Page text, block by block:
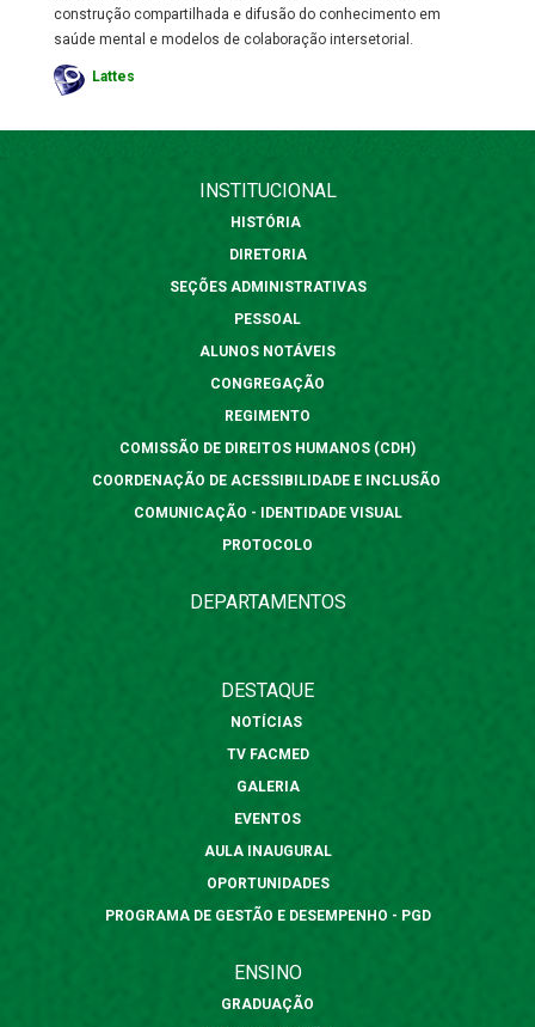
construção compartilhada e difusão do conhecimento em
saúde mental e modelos de colaboração intersetorial.
Lattes
INSTITUCIONAL
HISTÓRIA
DIRETORIA
SEÇÕES ADMINISTRATIVAS
PESSOAL
ALUNOS NOTÁVEIS
CONGREGAÇÃO
REGIMENTO
COMISSÃO DE DIREITOS HUMANOS (CDH)
COORDENAÇÃO DE ACESSIBILIDADE E INCLUSÃO
COMUNICAÇÃO - IDENTIDADE VISUAL
PROTOCOLO
DEPARTAMENTOS
DESTAQUE
NOTÍCIAS
TV FACMED
GALERIA
EVENTOS
AULA INAUGURAL
OPORTUNIDADES
PROGRAMA DE GESTÃO E DESEMPENHO - PGD
ENSINO
GRADUAÇÃO